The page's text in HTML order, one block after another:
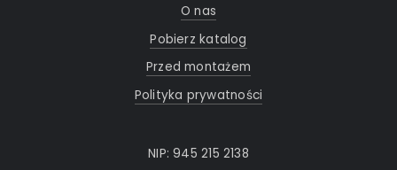
O nas
Pobierz katalog
Przed montażem
Polityka prywatności
NIP: 945 215 2138